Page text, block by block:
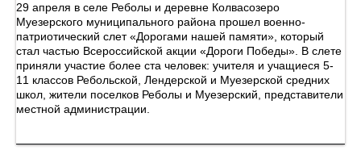
29 апреля в селе Реболы и деревне Колвасозеро
Муезерского муниципального района прошел военно-
патриотический слет «Дорогами нашей памяти», который
стал частью Всероссийской акции «Дороги Победы». В слете
приняли участие более ста человек: учителя и учащиеся 5-
11 классов Ребольской, Лендерской и Муезерской средних
школ, жители поселков Реболы и Муезерский, представители
местной администрации.